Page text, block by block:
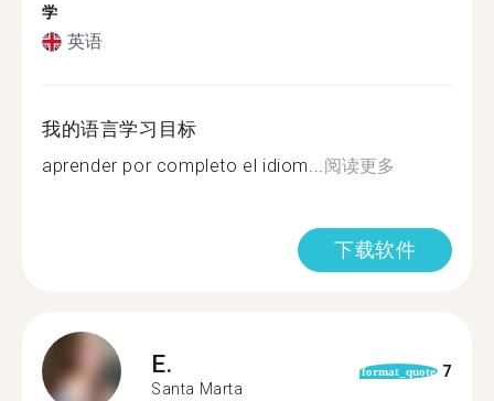
学
英语
我的语言学习目标
aprender por completo el idiom...阅读更多
下载软件
E.
Santa Marta
format_quote 7